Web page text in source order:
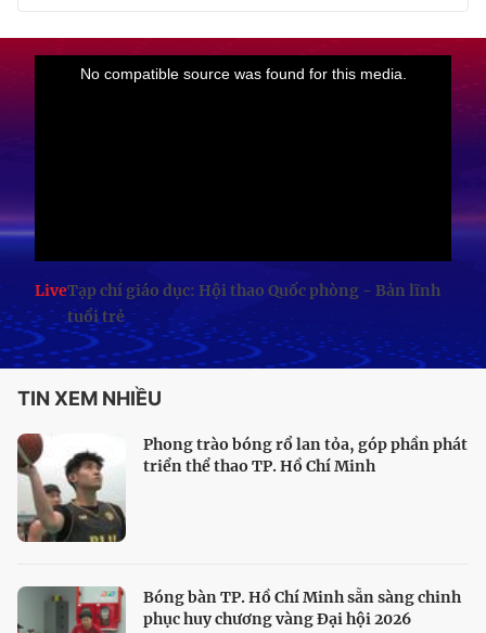
LiveTạp chí giáo dục: Hội thao Quốc phòng - Bản lĩnh
tuổi trẻ
TIN XEM NHIỀU
Phong trào bóng rổ lan tỏa, góp phần phát
triển thể thao TP. Hồ Chí Minh
Bóng bàn TP. Hồ Chí Minh sẵn sàng chinh
phục huy chương vàng Đại hội 2026